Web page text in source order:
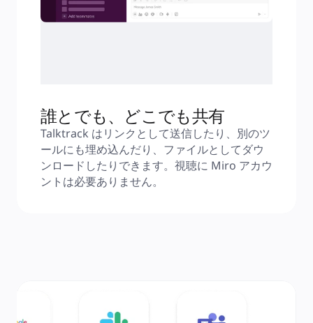
誰とでも、どこでも共有
Talktrack はリンクとして送信したり、別のツ
ールにも埋め込んだり、ファイルとしてダウ
ンロードしたりできます。視聴に Miro アカウ
ントは必要ありません。